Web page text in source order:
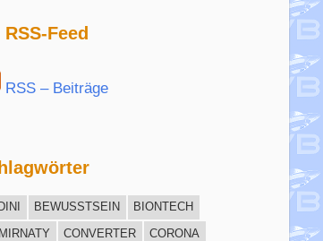
RSS-Feed
RSS – Beiträge
BEWUSSTSEIN
BIONTECH
CONVERTER
CORONA